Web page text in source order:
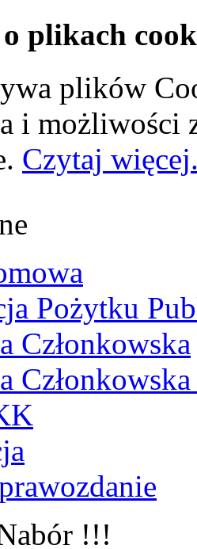
plikach
plików
i możliwości
Czytaj
Pożytku
Członkowska
!!!